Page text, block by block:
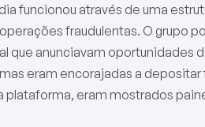
funcionou através de uma
fraudulentas. O grupo
que anunciavam oportunidades
eram encorajadas a
eram mostrados